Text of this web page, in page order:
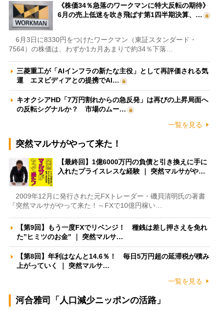
《株価34％急落のワークマンに特大反転の期待》
6月の売上低迷を吹き飛ばす第1四半期決算、…
6月3日に8330円をつけたワークマン（東証スタンダード・
7564）の株価は、わずか1カ月あまりで約34％下落…
三菱重工が「AIインフラの新たな主役」として再評価される気
運 エヌビディアとの提携でAI…
キオクシアHD「7万円割れからの急反発」は再びの上昇局面へ
の反転シグナルか？ 市場のムー…
一覧を見る
突然マルサがやって来た！
【最終回】1億6000万円の負債と引き換えに手に
入れたプライスレスな経験 ｜ 突然マルサがや…
2009年12月に発行された元FXトレーダー・磯貝清明氏の著書
『突然マルサがやって来た！～FXで10億円稼い…
【第9回】もう一度FXでリベンジ！ 種銭は差し押さえを免れ
た”ヒミツのお金” ｜ 突然マルサ…
【第8回】年利はなんと14.6％！ 毎日5万円超の延滞税が積み
上がっていく ｜ 突然マルサ…
一覧を見る
河合雅司「人口減少ニッポンの活路」